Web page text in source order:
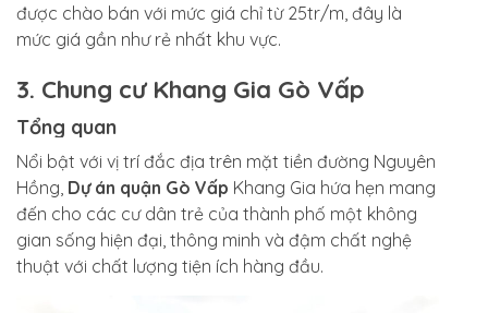
được chào bán với mức giá chỉ từ 25tr/m, đây là
mức giá gần như rẻ nhất khu vực.
3. Chung cư Khang Gia Gò Vấp
Tổng quan
Nổi bật với vị trí đắc địa trên mặt tiền đường Nguyên
Hồng, Dự án quận Gò Vấp Khang Gia hứa hẹn mang
đến cho các cư dân trẻ của thành phố một không
gian sống hiện đại, thông minh và đậm chất nghệ
thuật với chất lượng tiện ích hàng đầu.